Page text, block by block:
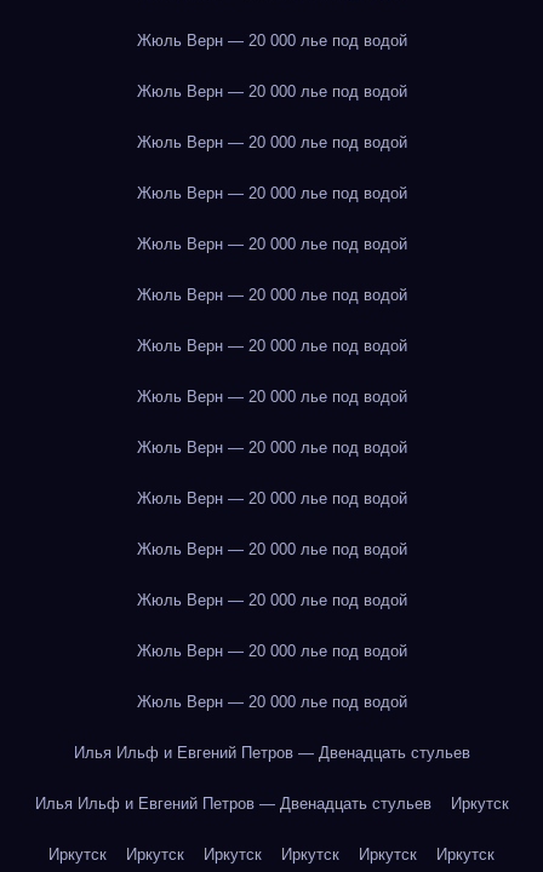
Жюль Верн — 20 000 лье под водой
Жюль Верн — 20 000 лье под водой
Жюль Верн — 20 000 лье под водой
Жюль Верн — 20 000 лье под водой
Жюль Верн — 20 000 лье под водой
Жюль Верн — 20 000 лье под водой
Жюль Верн — 20 000 лье под водой
Жюль Верн — 20 000 лье под водой
Жюль Верн — 20 000 лье под водой
Жюль Верн — 20 000 лье под водой
Жюль Верн — 20 000 лье под водой
Жюль Верн — 20 000 лье под водой
Жюль Верн — 20 000 лье под водой
Жюль Верн — 20 000 лье под водой
Илья Ильф и Евгений Петров — Двенадцать стульев
Илья Ильф и Евгений Петров — Двенадцать стульев Иркутск
Иркутск Иркутск Иркутск Иркутск Иркутск Иркутск